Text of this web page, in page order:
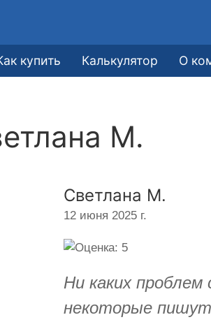
купить Калькулятор О
М.
Светлана М.
12 июня 2025 г.
Ни каких
некоторые